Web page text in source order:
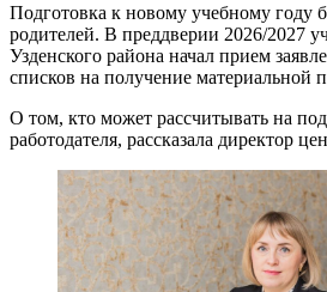
Подготовка к новому учебному году
родителей. В преддверии 2026/2027
Узденского района начал прием
списков на получение материальной
О том, кто может рассчитывать на
работодателя, рассказала директор